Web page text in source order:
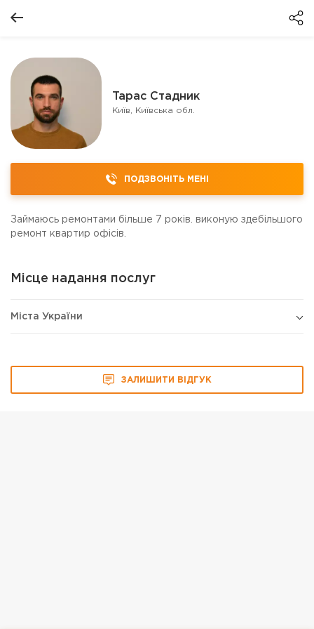
Тарас Стадник
Київ, Київська обл.
ПОДЗВОНІТЬ МЕНІ
Займаюсь ремонтами більше 7 років. виконую здебільшого
ремонт квартир офісів.
Місце надання послуг
Міста України
ЗАЛИШИТИ ВІДГУК